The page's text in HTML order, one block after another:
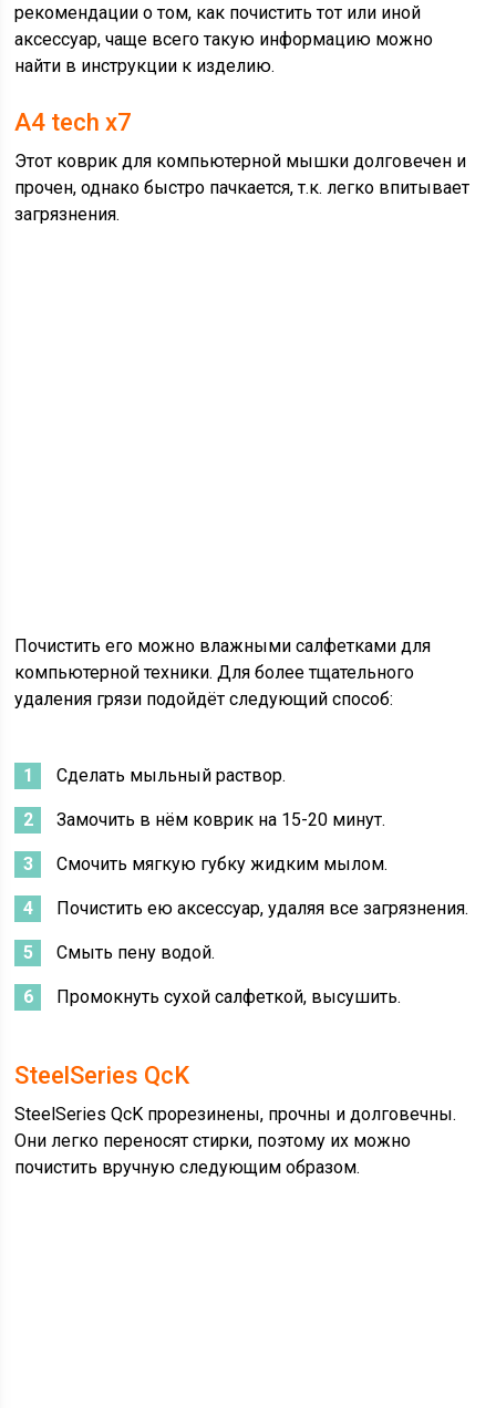
рекомендации о том, как почистить тот или иной
аксессуар, чаще всего такую информацию можно
найти в инструкции к изделию.
A4 tech x7
Этот коврик для компьютерной мышки долговечен и
прочен, однако быстро пачкается, т.к. легко впитывает
загрязнения.
Почистить его можно влажными салфетками для
компьютерной техники. Для более тщательного
удаления грязи подойдёт следующий способ:
Сделать мыльный раствор.
Замочить в нём коврик на 15-20 минут.
Смочить мягкую губку жидким мылом.
Почистить ею аксессуар, удаляя все загрязнения.
Смыть пену водой.
Промокнуть сухой салфеткой, высушить.
SteelSeries QcK
SteelSeries QcK прорезинены, прочны и долговечны.
Они легко переносят стирки, поэтому их можно
почистить вручную следующим образом.